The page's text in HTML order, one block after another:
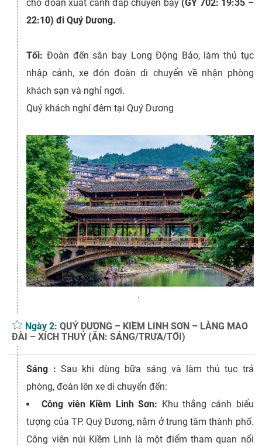
cho đoàn xuất cảnh đáp chuyến bay(GY 702: 19:35 –
22:10) đi Quý Dương.
Tối:Đoàn đến sân bay Long Động Bảo, làm thủ tục
nhập cảnh, xe đón đoàn di chuyển về nhận phòng
khách sạn và nghỉ ngơi.
Quý khách nghỉ đêm tại Quý Dương
.
Ngày 2:QUÝ DƯƠNG – KIỀM LINH SƠN – LÀNG MAO
ĐÀI – XÍCH THUỶ (ĂN: SÁNG/TRƯA/TỐI)
Sáng : Sau khi dùng bữa sáng và làm thủ tục trả
phòng, đoàn lên xe di chuyển đến:
Công viên Kiềm Linh Sơn: Khu thắng cảnh biểu
tượng của TP. Quý Dương, nằm ở trung tâm thành phố.
Công viên núi Kiềm Linh là một điểm tham quan nổi